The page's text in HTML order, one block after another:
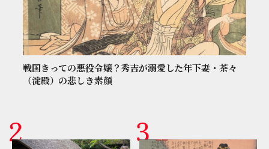
戦国きっての悪役令嬢？秀吉が溺愛した年下妻・茶々
（淀殿）の悲しき素顔